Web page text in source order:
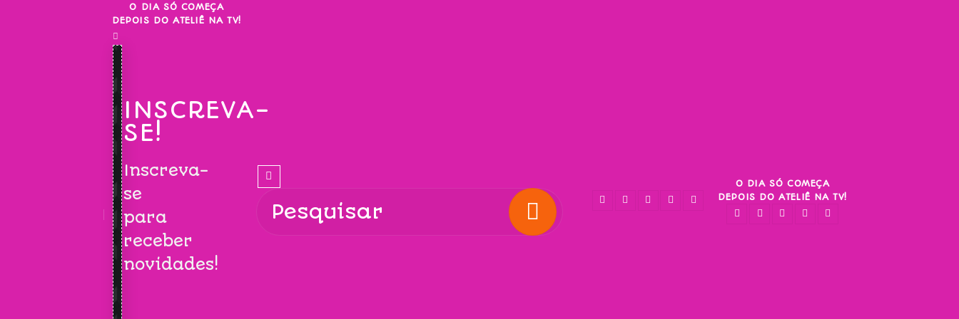
O DIA SÓ COMEÇA
DEPOIS DO ATELIÊ NA TV!
INSCREVA-
SE!
Inscreva-
se
para
receber
novidades!
O DIA SÓ COMEÇA
DEPOIS DO ATELIÊ NA TV!